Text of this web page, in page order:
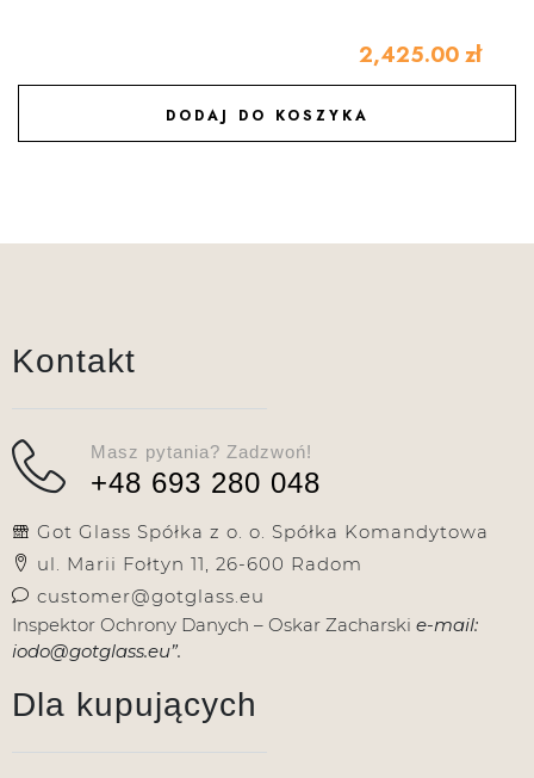
2,425.00 zł
DODAJ DO KOSZYKA
DODAJ DO ULUBIONYCH
Kontakt
Masz pytania? Zadzwoń!
+48 693 280 048
Got Glass Spółka z o. o. Spółka Komandytowa
ul. Marii Fołtyn 11, 26-600 Radom
customer@gotglass.eu
Inspektor Ochrony Danych – Oskar Zacharski e-mail:
iodo@gotglass.eu”.
Dla kupujących